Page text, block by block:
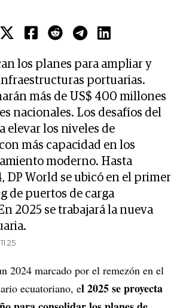
los planes para ampliar y
portuarias.
más de US$ 400 millones
nacionales. Los desafíos del
elevar los niveles de
más capacidad en los
moderno. Hasta
DP World se ubicó en el primer
de puertos de carga
2025 se trabajará la nueva
2024 marcado por el remezón en el
ecuatoriano, el 2025 se proyecta